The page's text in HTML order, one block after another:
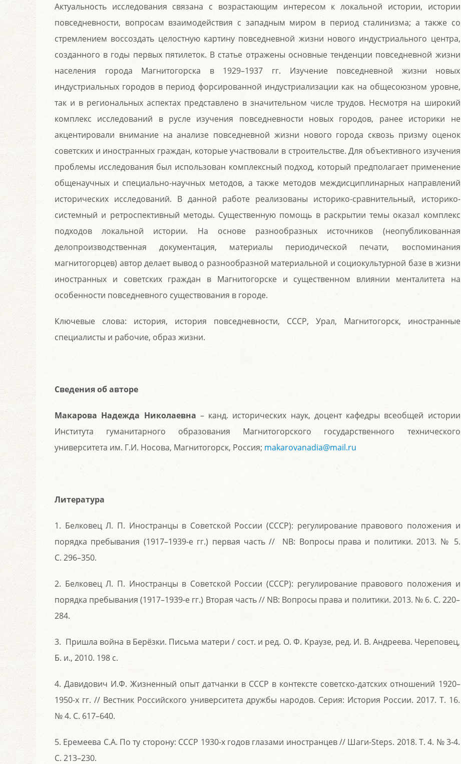
Актуальность исследования связана с возрастающим интересом к локальной истории, истории
повседневности, вопросам взаимодействия с западным миром в период сталинизма; а также со
стремлением воссоздать целостную картину повседневной жизни нового индустриального центра,
созданного в годы первых пятилеток. В статье отражены основные тенденции повседневной жизни
населения города Магнитогорска в 1929–1937 гг. Изучение повседневной жизни новых
индустриальных городов в период форсированной индустриализации как на общесоюзном уровне,
так и в региональных аспектах представлено в значительном числе трудов. Несмотря на широкий
комплекс исследований в русле изучения повседневности новых городов, ранее историки не
акцентировали внимание на анализе повседневной жизни нового города сквозь призму оценок
советских и иностранных граждан, которые участвовали в строительстве. Для объективного изучения
проблемы исследования был использован комплексный подход, который предполагает применение
общенаучных и специально-научных методов, а также методов междисциплинарных направлений
исторических исследований. В данной работе реализованы историко-сравнительный, историко-
системный и ретроспективный методы. Существенную помощь в раскрытии темы оказал комплекс
подходов локальной истории. На основе разнообразных источников (неопубликованная
делопроизводственная документация, материалы периодической печати, воспоминания
магнитогорцев) автор делает вывод о разнообразной материальной и социокультурной базе в жизни
иностранных и советских граждан в Магнитогорске и существенном влиянии менталитета на
особенности повседневного существования в городе.
Ключевые слова: история, история повседневности, СССР, Урал, Магнитогорск, иностранные
специалисты и рабочие, образ жизни.
Сведения об авторе
Макарова Надежда Николаевна – канд. исторических наук, доцент кафедры всеобщей истории
Института гуманитарного образования Магнитогорского государственного технического
университета им. Г.И. Носова, Магнитогорск, Россия; makarovanadia@mail.ru
Литература
1. Белковец Л. П. Иностранцы в Советской России (СССР): регулирование правового положения и
порядка пребывания (1917–1939-е гг.) первая часть // NB: Вопросы права и политики. 2013. № 5.
С. 296–350.
2. Белковец Л. П. Иностранцы в Советской России (СССР): регулирование правового положения и
порядка пребывания (1917–1939-е гг.) Вторая часть // NB: Вопросы права и политики. 2013. № 6. С. 220–
284.
3. Пришла война в Берёзки. Письма матери / сост. и ред. О. Ф. Краузе, ред. И. В. Андреева. Череповец,
Б. и., 2010. 198 с.
4. Давидович И.Ф. Жизненный опыт датчанки в СССР в контексте советско-датских отношений 1920–
1950-х гг. // Вестник Российского университета дружбы народов. Серия: История России. 2017. Т. 16.
№ 4. С. 617–640.
5. Еремеева С.А. По ту сторону: СССР 1930-х годов глазами иностранцев // Шаги-Steps. 2018. Т. 4. № 3-4.
С. 213–230.